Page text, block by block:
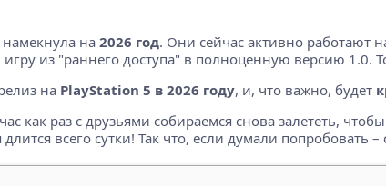
на 2026 год. Они сейчас активно работают
из "раннего доступа" в полноценную версию 1.0.
на PlayStation 5 в 2026 году, и, что важно, будет
как раз с друзьями собираемся снова залететь,
всего сутки! Так что, если думали попробовать